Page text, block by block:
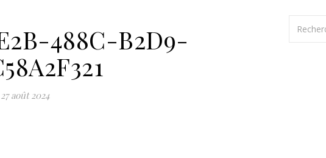
488C-B2D9-
27 août 2024